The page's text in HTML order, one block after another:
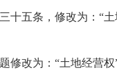
十五条，修改为：“
修改为：“土地经营权”